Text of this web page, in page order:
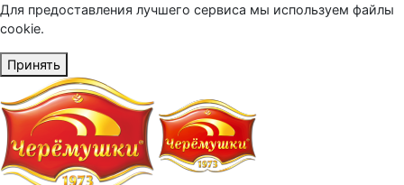
Для предоставления лучшего сервиса мы используем файлы
cookie.
Принять